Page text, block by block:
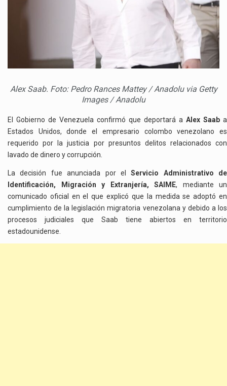
Alex Saab. Foto: Pedro Rances Mattey / Anadolu via Getty
Images / Anadolu
El Gobierno de Venezuela confirmó que deportará a Alex Saab a
Estados Unidos, donde el empresario colombo venezolano es
requerido por la justicia por presuntos delitos relacionados con
lavado de dinero y corrupción.
La decisión fue anunciada por elServicio Administrativo de
Identificación, Migración y Extranjería, SAIME, mediante un
comunicado oficial en el que explicó que la medida se adoptó en
cumplimiento de la legislación migratoria venezolana y debido a los
procesos judiciales que Saab tiene abiertos en territorio
estadounidense.